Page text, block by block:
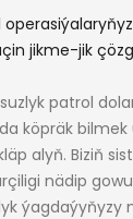
jikme-jik
patrol
köpräk bilmek
alyň. Biziň
nädip
ýagdaýyňyzy